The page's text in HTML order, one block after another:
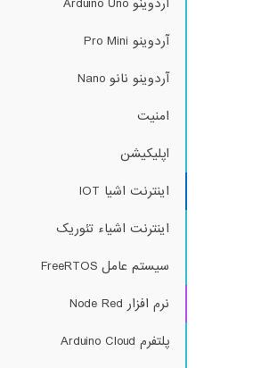
آردوینو Arduino Uno
آردوینو Pro Mini
آردوینو نانو Nano
امنیت
اپلیکیشن
اینترنت اشیا IOT
اینترنت اشیاء تئوریک
سیستم عامل FreeRTOS
نرم افزار Node Red
پلتفرم Arduino Cloud